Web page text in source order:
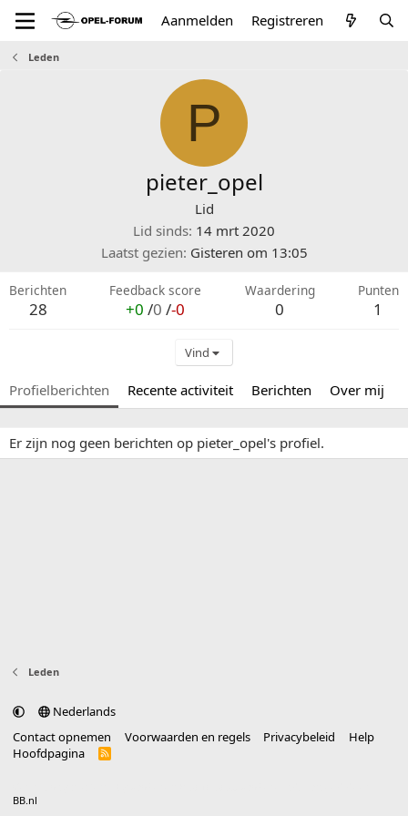
Aanmelden Registreren
Leden
P
pieter_opel
Lid
Lid sinds 14 mrt 2020
Laatst gezien Gisteren om 13:05
Berichten
28
Feedback score
+0 /0 /-0
Waardering
0
Punten
1
Vind
Profielberichten Recente activiteit Berichten Over mij
Er zijn nog geen berichten op pieter_opel's profiel.
Leden
Nederlands
Contact opnemen
Voorwaarden en regels Privacybeleid
Help
Hoofdpagina
R
BB.nl